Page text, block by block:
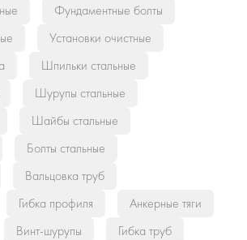
Фундаментные болты
Установки очистные
Шпильки стальные
Шурупы стальные
Шайбы стальные
Болты стальные
Вальцовка труб
Гибка профиля
Анкерные тяги
Винт-шурупы
Гибка труб